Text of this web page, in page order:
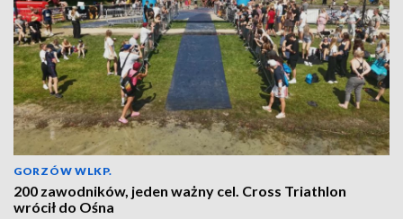
GORZÓW WLKP.
200 zawodników, jeden ważny cel. Cross Triathlon
wrócił do Ośna